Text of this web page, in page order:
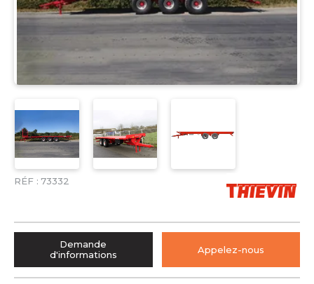
RÉF : 73332
Demande
d'informations
Appelez-nous